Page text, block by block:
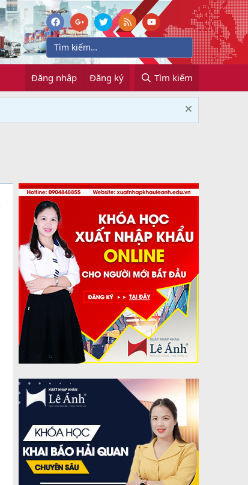
Đăng nhập Đăng ký Tìm kiếm